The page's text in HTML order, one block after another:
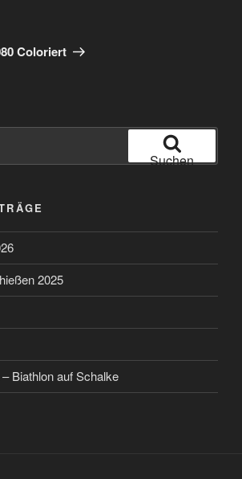
Coloriert
Suchen
2025
Biathlon auf Schalke